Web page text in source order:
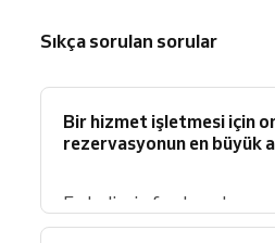
Sıkça sorulan sorular
Bir hizmet işletmesi için
rezervasyonun en büyük
En belirgin fayda,
oranındaki düşüştür.